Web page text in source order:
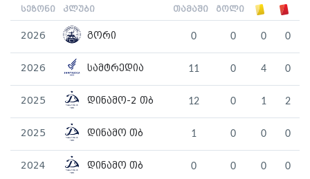
სეზონი კლუბი თამაში გოლი
2026 გორი 0 0 0 0
2026 სამტრედია 11 0 4 0
2025 დინამო-2 თბ 12 0 1 2
2025 დინამო თბ 1 0 0 0
2024 დინამო თბ 0 0 0 0